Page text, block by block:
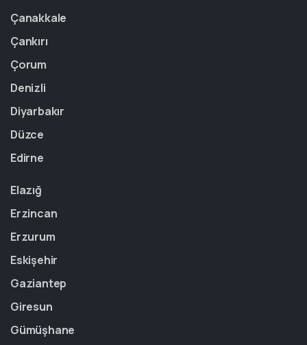
Çanakkale
Çankırı
Çorum
Denizli
Diyarbakır
Düzce
Edirne
Elazığ
Erzincan
Erzurum
Eskişehir
Gaziantep
Giresun
Gümüşhane